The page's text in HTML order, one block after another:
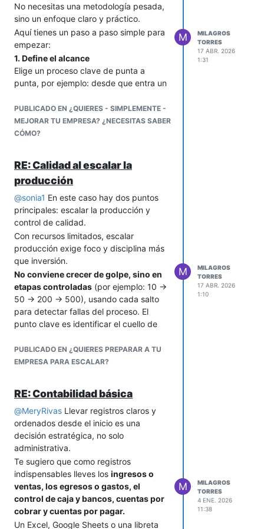
correcto... entra en juego la herramienta
GWC:
• Get it: ¿Entiende el rol?
• Want it: ¿Desea realmente ese rol?
• Capacity to do it: ¿Tiene la capacidad
(tiempo, habilidades, energía) para
desempeñarlo bien?
compartir los valores de la empresa,
pero si no tiene la capacidad o
motivación para su puesto, no está en el
Entonces, si alguien no encaja, el
sistema no se propone castigos, pero sí
coherencia: si no es la persona correcta
o no está en el asiento correcto, se
requiere actuar. Esto puede significar
reubicar, capacitar o en algunos casos,
desvincular.
Así que, si estás liderando una pyme, te
recomiendo iniciar con claridad en los
valores centrales, y utilizar herramientas
periódicas de evaluación.
No necesitas una metodología pesada,
sino un enfoque claro y práctico.
Aquí tienes un paso a paso simple para
empezar:
1. Define el alcance
Elige un proceso clave de punta a
punta, por ejemplo: desde que entra un
factura.
2. Sigue el flujo real (no el ideal)
Habla con las personas que ejecutan el
como ocurre hoy. Pregunta: ¿qué haces
primero?, ¿qué viene después?, ¿de
quién depende?, ¿qué pasa si algo
falla?
3. Lista los pasos en orden
Escribe cada actividad en una
secuencia simple. No busques
perfección, solo claridad. Ejemplo:
recibir pedido → validar datos →
producir → revisar → despachar.
4. Identifica responsables
Asigna quién hace cada paso. Esto
ayuda a ver traspasos entre áreas, que
suelen ser donde aparecen los
5. Dibuja el flujo
Usa cajas para actividades y flechas
Miro(plan gratuito),PowerPoint
incluso en papel.
6. Marca los puntos críticos
Señala dónde hay esperas, retrabajos,
cuellos de botella o decisiones poco
claras.
7. Valida con el equipo
Comparte el mapa con quienes hacen el
trabajo. Ajusta lo que no refleje la
realidad.
8. Mejora de forma iterativa
PUBLICADO EN ¿QUIERES - SIMPLEMENTE -
MEJORAR TU EMPRESA? ¿NECESITAS SABER
CÓMO?
M
MILAGROS
TORRES
17 ABR. 2026
1:31
RE: Calidad al escalar la
producción
@sonia1 En este caso hay dos puntos
principales: escalar la producción y
control de calidad.
Con recursos limitados, escalar
producción exige foco y disciplina más
que inversión.
No conviene crecer de golpe, sino en
etapas controladas (por ejemplo: 10 →
50 → 200 → 500), usando cada salto
para detectar fallas del proceso. El
punto clave es identificar el cuello de
en lugar de intentar mejorar todo a la
vez.
forma estándar de trabajar, aunque sea
simple: orden de tareas, tiempos
orientativos y criterios básicos de
ejecución.
Esto reduce la variabilidad y permite
aumentar volumen sin depender del
esfuerzo individual.
En calidad, el error es intentar revisar
todo.
Lo efectivo es diseñar pocos controles
en puntos críticos del proceso y aplicar
muestreo en lugar de inspección total.
PUBLICADO EN ¿QUIERES PREPARAR A TU
EMPRESA PARA ESCALAR?
M
MILAGROS
TORRES
17 ABR. 2026
1:10
RE: Contabilidad básica
@MeryRivas Llevar registros claros y
ordenados desde el inicio es una
decisión estratégica, no solo
administrativa.
Te sugiero que como registros
indispensables lleves los ingresos o
ventas, los egresos o gastos, el
control de caja y bancos, cuentas por
cobrar y cuentas por pagar.
Un Excel, Google Sheets o una libreta
M
MILAGROS
TORRES
4 ENE. 2026
11:38